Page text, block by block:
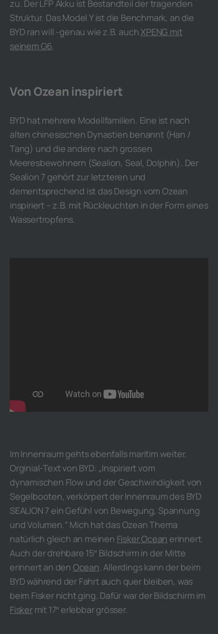
zu. Der LFP Akku ist Bestandteil der tragenden
Struktur. Das Model Y ist die Benchmark, an die
BYD ran will -genau wie z.B. auchXPENG mit
seinem G6.
Von Ozean inspiriert
BYD hat mehrere Modellfamilien. Eine ist nach
alten chinesischen Dynastien benannt (Han /
Tang) und die andere nach grossen
Meeresbewohnern (Sealion, Seal, Dolphin). Der
Sealion 7 gehört zur letzteren und
dementsprechend ist das Design vom Ozean
inspiriert – z.B. mit Rückleuchten in der Form eines
Wassertropfens.
Im Innenraum gehts ebenfalls maritim weiter.
Orginial-Text von BYD: „Inspiriert vom
dynamischen Flow und der Geschwindigkeit von
Segelbooten, verkörpert der Innenraum des BYD
SEALION 7 ein Gefühl von Bewegung, Spannung
und Volumen.“ Mich hat das Ozean Thema
natürlich gleich an meinen Fisker Ocean erinnert.
Auch der drehbare 15″ Bildschirm in der Mitte
erinnert an den Ocean. Allerdings kann der beim
BYD während der Fahrt auch quer bleiben, was
beim Fisker nicht ging. Dafür war der Bildschirm im
Fiskermit 17″ erlebbar grösser.